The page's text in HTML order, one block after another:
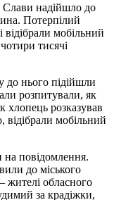
надійшло до
Потерпілий
мобільний
тисячі
до нього підійшли
розпитували, як
хлопець розказував
мобільний
на повідомлення.
до міського
жителі обласного
за крадіжки,